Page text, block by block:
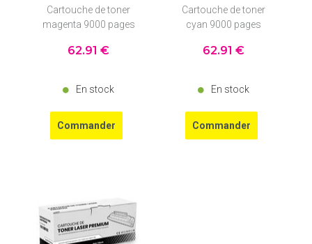
Cartouche de toner
magenta 9000 pages
62.91 €
En stock
Cartouche de toner
cyan 9000 pages
62.91 €
En stock